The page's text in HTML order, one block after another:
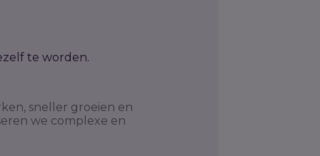
te worden.
sneller groeien en
we complexe en